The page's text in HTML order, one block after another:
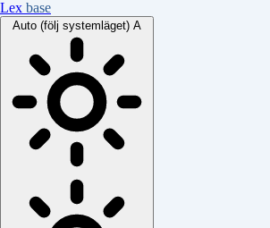
Lex base
Auto (följ systemläget) A